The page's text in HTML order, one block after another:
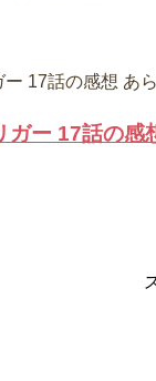
17話の感想 あ
ガー 17話の感